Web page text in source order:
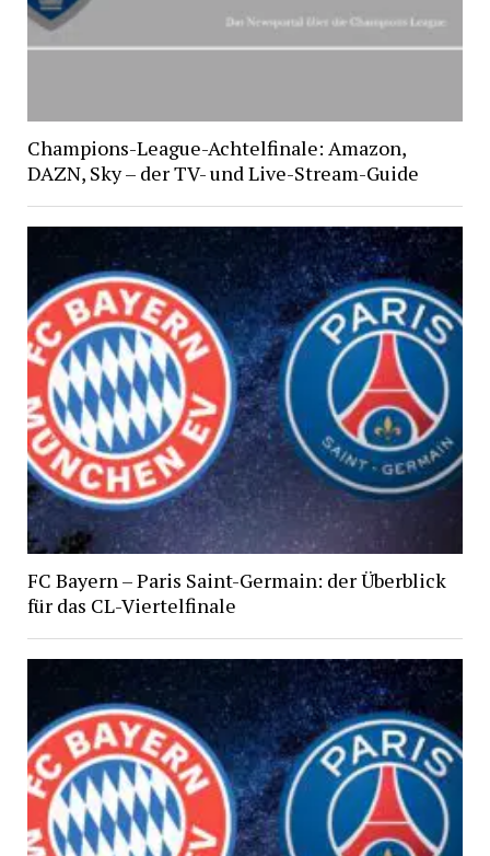
Champions-League-Achtelfinale: Amazon,
DAZN, Sky – der TV- und Live-Stream-Guide
FC Bayern – Paris Saint-Germain: der Überblick
für das CL-Viertelfinale